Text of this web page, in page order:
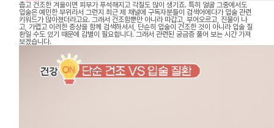
춥고 건조한 겨울이면 피부가 푸석해지고 각질도 많이 생기죠. 특히 얼굴 그중에서도
입술은 예민한 부위라서 그런지 최근 제 채널에 구독자분들이 검색어에다가 입술 관련
키워드가 많아졌더라고요. 그래서 건조함뿐만 아니라 따갑고, 부어오르고, 진물이 나
고, 가렵고 이러한 증상을 함께 검색하셔서, 단순히 입술이 건조한 것이 아니라 입술 질
환일 수도 있기 때문에 감별이 필요합니다. 그래서 관련된 궁금증 풀어 보는 시간 가져
보겠습니다.